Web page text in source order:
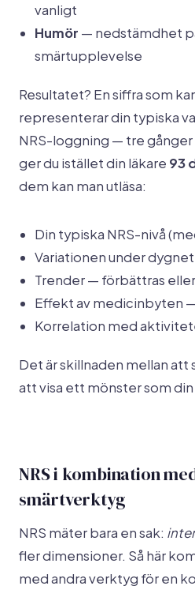
vanligt
Humör — nedstämdhet
smärtupplevelse
Resultatet? En siffra som
representerar din typiska
NRS-loggning — tre gånger
ger du istället din läkare 93
dem kan man utläsa:
Din typiska NRS-nivå
Variationen under
Trender — förbättras
Effekt av medicinbyten
Korrelation med
Det är skillnaden mellan att
att visa ett mönster som din
NRS i kombination
smärtverktyg
NRS mäter bara en sak:
fler dimensioner. Så här
med andra verktyg för en